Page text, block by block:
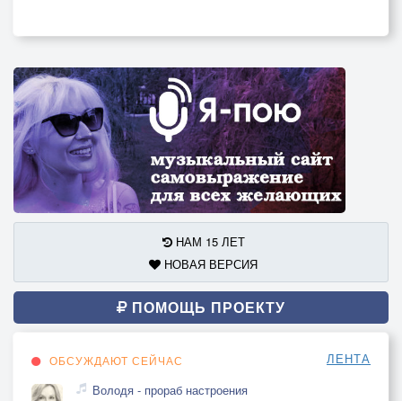
НАМ 15 ЛЕТ
НОВАЯ ВЕРСИЯ
ПОМОЩЬ ПРОЕКТУ
ОБСУЖДАЮТ СЕЙЧАС ЛЕНТА
Володя - прораб настроения